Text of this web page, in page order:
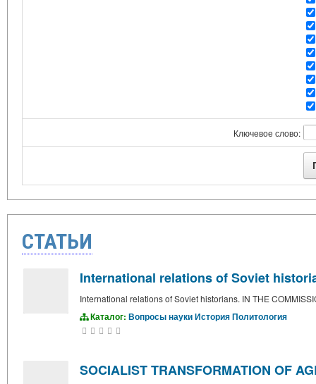
Ключевое слово:
СТАТЬИ
International relations of Soviet
International relations of Soviet historians. IN THE
Каталог: Вопросы наукиИсторияПолитология
SOCIALIST TRANSFORMATION OF